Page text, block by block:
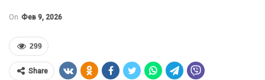
On Фев 9, 2026
299
Share